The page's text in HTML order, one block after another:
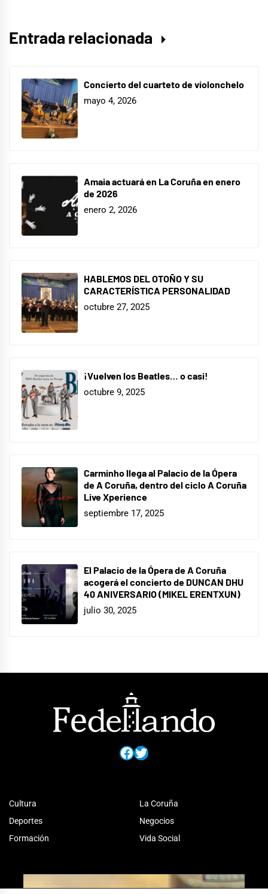
Entrada relacionada
Concierto del cuarteto de violonchelo
mayo 4, 2026
Amaia actuará en La Coruña en enero
de 2026
enero 2, 2026
HABLEMOS DEL OTOÑO Y SU
CARACTERÍSTICA PERSONALIDAD
octubre 27, 2025
¡Vuelven los Beatles… o casi!
octubre 9, 2025
Carminho llega al Palacio de la Ópera
de A Coruña, dentro del ciclo A Coruña
Live Xperience
septiembre 17, 2025
El Palacio de la Ópera de A Coruña
acogerá el concierto de DUNCAN DHU
40 ANIVERSARIO (MIKEL ERENTXUN)
julio 30, 2025
Facebook
Twitter
Cultura
Deportes
Formación
La Coruña
Negocios
Vida Social